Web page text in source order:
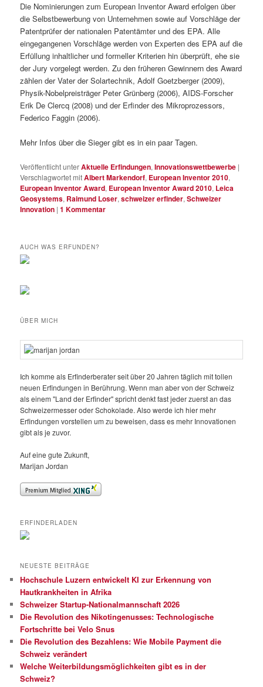
Die Nominierungen zum European Inventor Award erfolgen über
die Selbstbewerbung von Unternehmen sowie auf Vorschläge der
Patentprüfer der nationalen Patentämter und des EPA. Alle
eingegangenen Vorschläge werden von Experten des EPA auf die
Erfüllung inhaltlicher und formeller Kriterien hin überprüft, ehe sie
der Jury vorgelegt werden. Zu den früheren Gewinnern des Award
zählen der Vater der Solartechnik, Adolf Goetzberger (2009),
Physik-Nobelpreisträger Peter Grünberg (2006), AIDS-Forscher
Erik De Clercq (2008) und der Erfinder des Mikroprozessors,
Federico Faggin (2006).
Mehr Infos über die Sieger gibt es in ein paar Tagen.
Veröffentlicht unterAktuelle Erfindungen,Innovationswettbewerbe |
Verschlagwortet mitAlbert Markendorf, European Inventor 2010,
European Inventor Award, European Inventor Award 2010, Leica
Geosystems, Raimund Loser,schweizer erfinder,Schweizer
Innovation |1 Kommentar
AUCH WAS ERFUNDEN?
ÜBER MICH
Ich komme als Erfinderberater seit über 20 Jahren täglich mit tollen
neuen Erfindungen in Berührung. Wenn man aber von der Schweiz
als einem "Land der Erfinder" spricht denkt fast jeder zuerst an das
Schweizermesser oder Schokolade. Also werde ich hier mehr
Erfindungen vorstellen um zu beweisen, dass es mehr Innovationen
gibt als je zuvor.
Auf eine gute Zukunft,
Marijan Jordan
ERFINDERLADEN
NEUESTE BEITRÄGE
Hochschule Luzern entwickelt KI zur Erkennung von
Hautkrankheiten in Afrika
Schweizer Startup-Nationalmannschaft 2026
Die Revolution des Nikotingenusses: Technologische
Fortschritte bei Velo Snus
Die Revolution des Bezahlens: Wie Mobile Payment die
Schweiz verändert
Welche Weiterbildungsmöglichkeiten gibt es in der
Schweiz?